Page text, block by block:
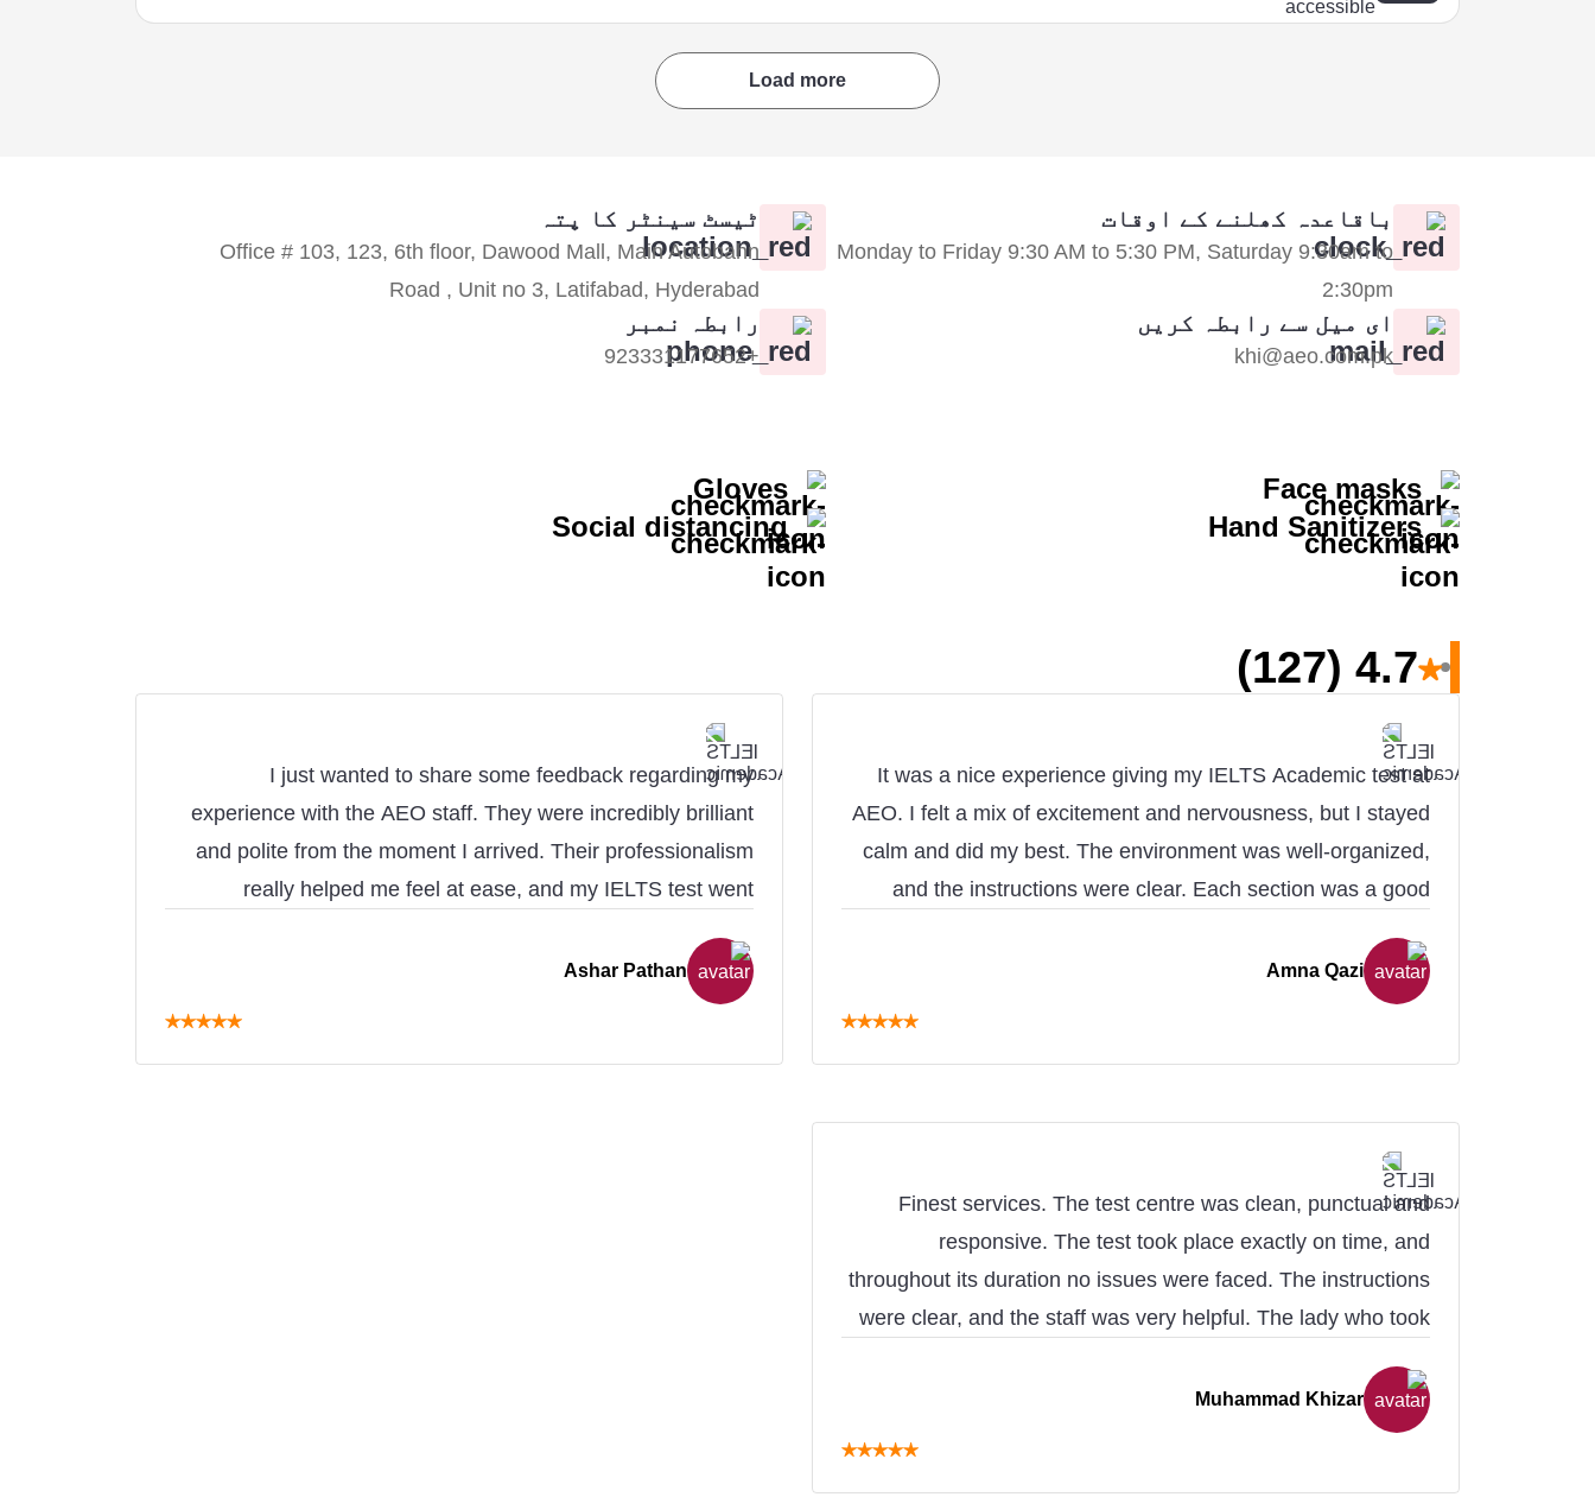
Load more
باقاعدہ کھلنے کے اوقات
Monday to Friday 9:30 AM to 5:30 PM, Saturday 9:30am to
2:30pm
ٹیسٹ سینٹر کا پتہ
Office # 103, 123, 6th floor, Dawood Mall, Main Autobahn
Road , Unit no 3, Latifabad, Hyderabad
ای میل سے رابطہ کریں
khi@aeo.com.pk
رابطہ نمبر
+923331177652
Face masks
Gloves
Hand Sanitizers
Social distancing
★
4.7
(127)
It was a nice experience giving my IELTS Academic test at
AEO. I felt a mix of excitement and nervousness, but I stayed
calm and did my best. The environment was well-organized,
and the instructions were clear. Each section was a good
learning experience, and I feel more confident about my
English now.
Amna Qazi
★
★
★
★
★
I just wanted to share some feedback regarding my
experience with the AEO staff. They were incredibly brilliant
and polite from the moment I arrived. Their professionalism
really helped me feel at ease, and my IELTS test went
Ashar Pathan
★
★
★
★
★
Finest services. The test centre was clean, punctual and
responsive. The test took place exactly on time, and
throughout its duration no issues were faced. The instructions
were clear, and the staff was very helpful. The lady who took
helpful. I got a score of 8.5 in Academic IELTS, and the
services offered at AEO Hyderabad were essential in its
Muhammad Khizar
★
★
★
★
★